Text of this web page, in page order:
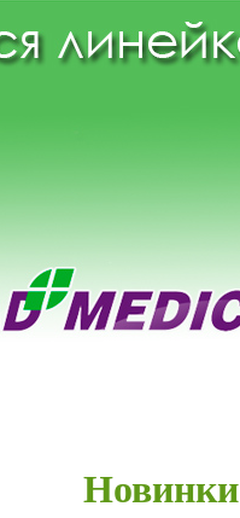
Новинки